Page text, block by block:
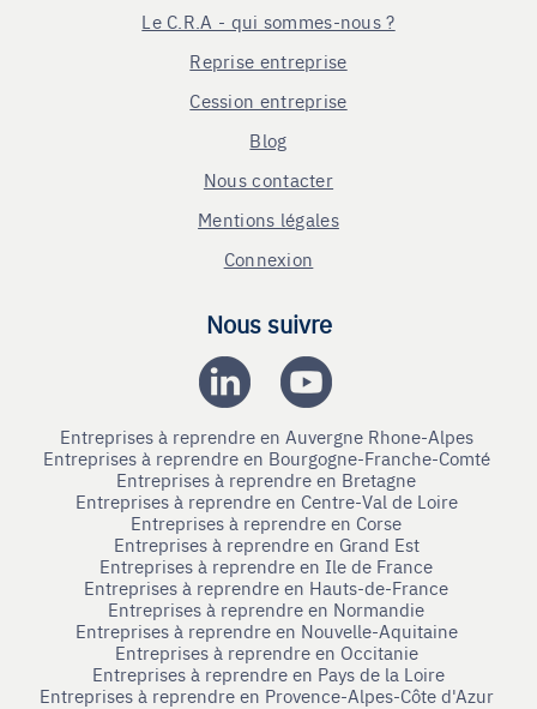
Le C.R.A - qui sommes-nous ?
Reprise entreprise
Cession entreprise
Blog
Nous contacter
Mentions légales
Connexion
Nous suivre
Entreprises à reprendre en Auvergne Rhone-Alpes
Entreprises à reprendre en Bourgogne-Franche-Comté
Entreprises à reprendre en Bretagne
Entreprises à reprendre en Centre-Val de Loire
Entreprises à reprendre en Corse
Entreprises à reprendre en Grand Est
Entreprises à reprendre en Ile de France
Entreprises à reprendre en Hauts-de-France
Entreprises à reprendre en Normandie
Entreprises à reprendre en Nouvelle-Aquitaine
Entreprises à reprendre en Occitanie
Entreprises à reprendre en Pays de la Loire
Entreprises à reprendre en Provence-Alpes-Côte d'Azur